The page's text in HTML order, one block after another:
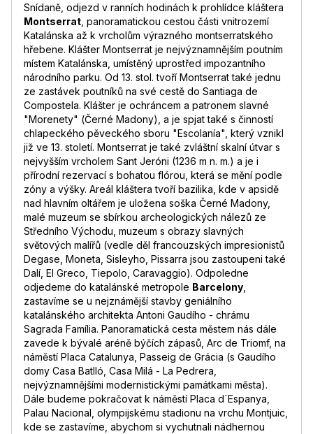
Snídaně, odjezd v ranních hodinách k prohlídce kláštera
Montserrat , panoramatickou cestou části vnitrozemí
Katalánska až k vrcholům výrazného montserratského
hřebene. Klášter Montserrat je nejvýznamnějším poutním
místem Katalánska, umístěný uprostřed impozantního
národního parku. Od 13. stol. tvoří Montserrat také jednu
ze zastávek poutníků na své cestě do Santiaga de
Compostela. Klášter je ochráncem a patronem slavné
"Morenety" (Černé Madony), a je spjat také s činností
chlapeckého pěveckého sboru "Escolanía", který vznikl
již ve 13. století. Montserrat je také zvláštní skalní útvar s
nejvyšším vrcholem Sant Jeróni (1236 m n. m.) a je i
přírodní rezervací s bohatou flórou, která se mění podle
zóny a výšky. Areál kláštera tvoří bazilika, kde v apsidě
nad hlavním oltářem je uložena soška Černé Madony,
malé muzeum se sbírkou archeologických nálezů ze
Středního Východu, muzeum s obrazy slavných
světových malířů (vedle děl francouzských impresionistů
Degase, Moneta, Sisleyho, Pissarra jsou zastoupeni také
Dalí, El Greco, Tiepolo, Caravaggio). Odpoledne
odjedeme do katalánské metropole Barcelony
zastavíme se u nejznámější stavby geniálního
katalánského architekta Antoni Gaudího - chrámu
Sagrada Família. Panoramatická cesta městem nás dále
zavede k bývalé aréně býčích zápasů, Arc de Triomf, na
náměstí Placa Catalunya, Passeig de Grácia (s Gaudího
domy Casa Batlló, Casa Milá - La Pedrera,
nejvýznamnějšími modernistickými památkami města).
Dále budeme pokračovat k náměstí Placa d´Espanya,
Palau Nacional, olympijskému stadionu na vrchu Montjuic,
kde se zastavíme, abychom si vychutnali nádhernou